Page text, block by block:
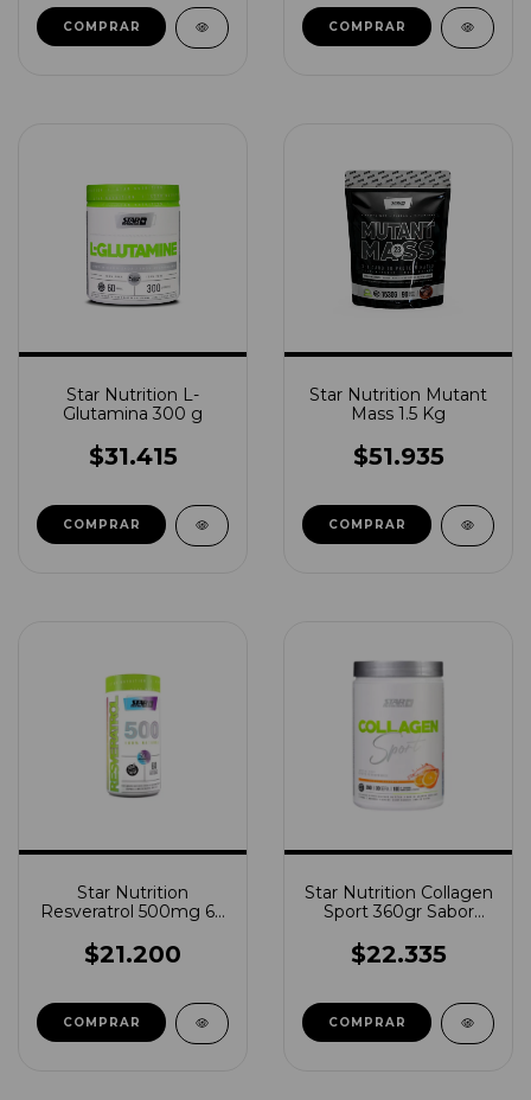
Star Nutrition L-
Glutamina 300 g
$31.415
Star Nutrition Mutant
Mass 1.5 Kg
$51.935
COMPRAR
Star Nutrition
Resveratrol 500mg 60
$21.200
Star Nutrition Collagen
Sport 360gr Sabor
$22.335